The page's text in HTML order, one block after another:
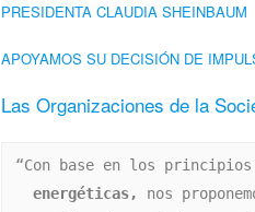
PRESIDENTA CLAUDIA SHEINBAUM
APOYAMOS SU DECISIÓN DE
Las Organizaciones de la
“Con base en los principios
energéticas, nos